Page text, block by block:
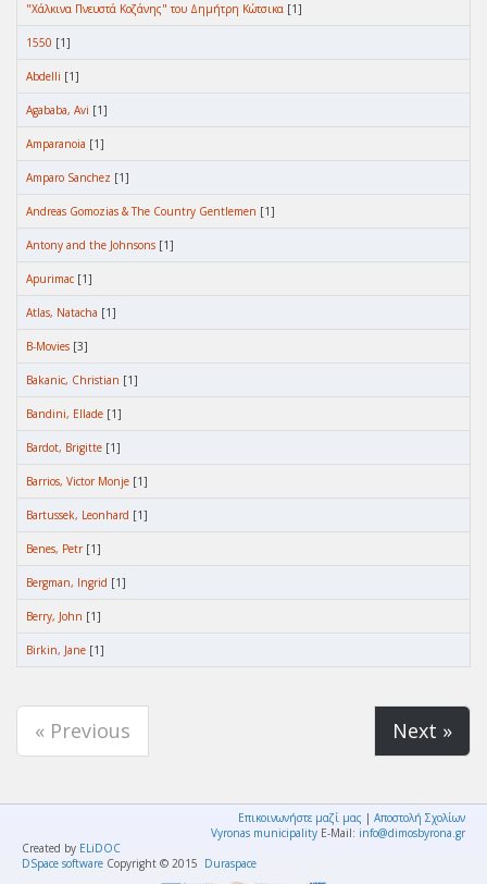
"Χάλκινα Πνευστά Κοζάνης" του Δημήτρη Κώτσικα [1]
1550 [1]
Abdelli [1]
Agababa, Avi [1]
Amparanoia [1]
Amparo Sanchez [1]
Andreas Gomozias & The Country Gentlemen [1]
Antony and the Johnsons [1]
Apurimac [1]
Atlas, Natacha [1]
B-Movies [3]
Bakanic, Christian [1]
Bandini, Ellade [1]
Bardot, Brigitte [1]
Barrios, Victor Monje [1]
Bartussek, Leonhard [1]
Benes, Petr[1]
Bergman, Ingrid [1]
Berry, John [1]
Birkin, Jane [1]
« Previous Next »
Επικοινωνήστε μαζί μας | Αποστολή Σχολίων
Vyronas municipality E-Mail: info@dimosbyrona.gr
Created by ELiDOC
DSpace software Copyright © 2015 Duraspace